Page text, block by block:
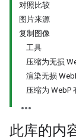
对照比较
图片来源
复制图像
工具
压缩为无损
渲染无损
压缩为 WebP
此库的内